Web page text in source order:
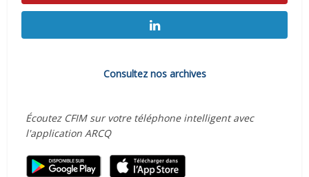
Consultez nos archives
Écoutez CFIM sur votre téléphone intelligent avec
l'application ARCQ